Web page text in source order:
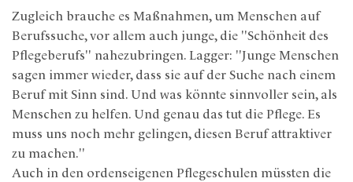
Zugleich brauche es Maßnahmen, um Menschen auf
Berufssuche, vor allem auch junge, die "Schönheit des
Pflegeberufs" nahezubringen. Lagger: "Junge Menschen
sagen immer wieder, dass sie auf der Suche nach einem
Beruf mit Sinn sind. Und was könnte sinnvoller sein, als
Menschen zu helfen. Und genau das tut die Pflege. Es
muss uns noch mehr gelingen, diesen Beruf attraktiver
zu machen."
Auch in den ordenseigenen Pflegeschulen müssten die